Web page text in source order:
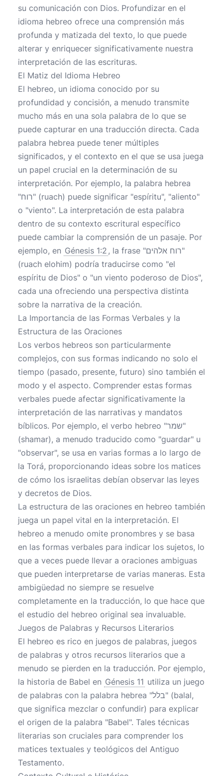
su comunicación con Dios. Profundizar en el
idioma hebreo ofrece una comprensión más
profunda y matizada del texto, lo que puede
alterar y enriquecer significativamente nuestra
interpretación de las escrituras.
El Matiz del Idioma Hebreo
El hebreo, un idioma conocido por su
profundidad y concisión, a menudo transmite
mucho más en una sola palabra de lo que se
puede capturar en una traducción directa. Cada
palabra hebrea puede tener múltiples
significados, y el contexto en el que se usa juega
un papel crucial en la determinación de su
interpretación. Por ejemplo, la palabra hebrea
"רוח" (ruach) puede significar "espíritu", "aliento"
o "viento". La interpretación de esta palabra
dentro de su contexto escritural específico
puede cambiar la comprensión de un pasaje. Por
ejemplo, en Génesis 1:2 , la frase "רוח אלהים"
(ruach elohim) podría traducirse como "el
espíritu de Dios" o "un viento poderoso de Dios",
cada una ofreciendo una perspectiva distinta
sobre la narrativa de la creación.
La Importancia de las Formas Verbales y la
Estructura de las Oraciones
Los verbos hebreos son particularmente
complejos, con sus formas indicando no solo el
tiempo (pasado, presente, futuro) sino también el
modo y el aspecto. Comprender estas formas
verbales puede afectar significativamente la
interpretación de las narrativas y mandatos
bíblicos. Por ejemplo, el verbo hebreo "שמר"
(shamar), a menudo traducido como "guardar" u
"observar", se usa en varias formas a lo largo de
la Torá, proporcionando ideas sobre los matices
de cómo los israelitas debían observar las leyes
y decretos de Dios.
La estructura de las oraciones en hebreo también
juega un papel vital en la interpretación. El
hebreo a menudo omite pronombres y se basa
en las formas verbales para indicar los sujetos, lo
que a veces puede llevar a oraciones ambiguas
que pueden interpretarse de varias maneras. Esta
ambigüedad no siempre se resuelve
completamente en la traducción, lo que hace que
el estudio del hebreo original sea invaluable.
Juegos de Palabras y Recursos Literarios
El hebreo es rico en juegos de palabras, juegos
de palabras y otros recursos literarios que a
menudo se pierden en la traducción. Por ejemplo,
la historia de Babel en Génesis 11 utiliza un juego
de palabras con la palabra hebrea "בלל" (balal,
que significa mezclar o confundir) para explicar
el origen de la palabra "Babel". Tales técnicas
literarias son cruciales para comprender los
matices textuales y teológicos del Antiguo
Testamento.